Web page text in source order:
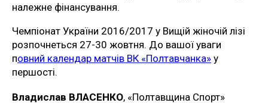
належне фінансування.
Чемпіонат України 2016/2017 у Вищій жіночій лізі
розпочнеться 27-30 жовтня. До вашої уваги
повний календар матчів ВК «Полтавчанка» у
першості.
Владислав ВЛАСЕНКО, «Полтавщина Спорт»